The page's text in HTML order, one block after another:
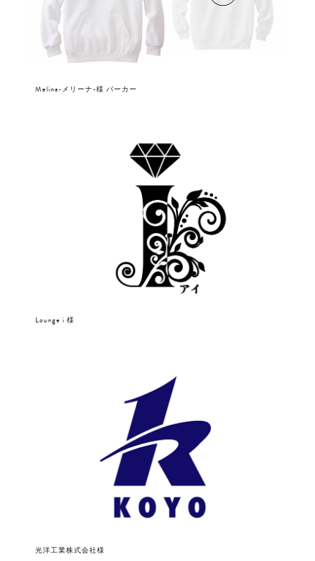
Melina-メリーナ-様 パーカー
Lounge i 様
光洋工業株式会社様